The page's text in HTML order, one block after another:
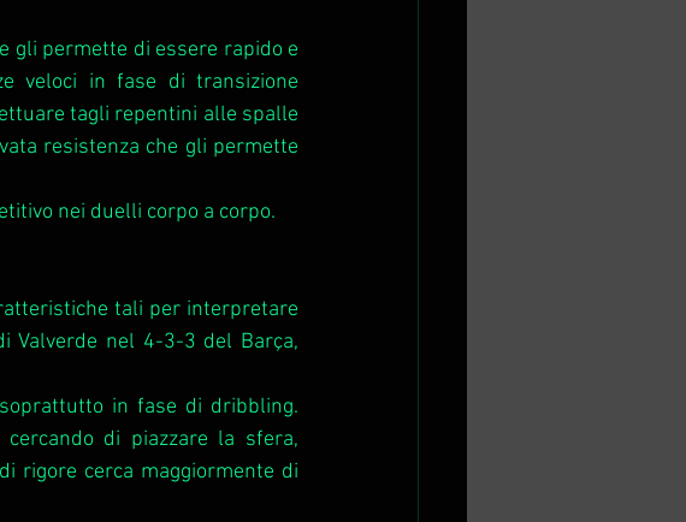
gli permette di essere rapido e
veloci in fase di transizione
tagli repentini alle spalle
resistenza che gli permette
nei duelli corpo a corpo.
tali per interpretare
Valverde nel 4-3-3 del Barça,
in fase di dribbling.
di piazzare la sfera,
rigore cerca maggiormente di